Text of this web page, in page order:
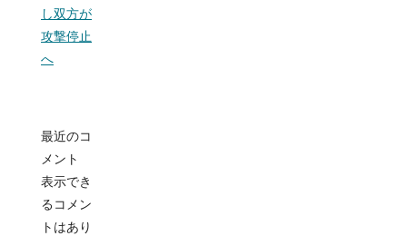
し双方が
攻撃停止
へ
最近のコ
メント
表示でき
るコメン
トはあり